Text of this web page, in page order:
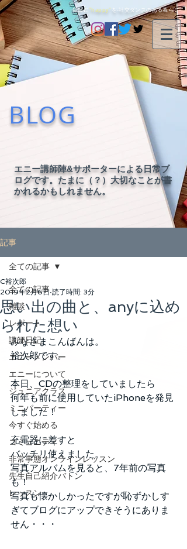
毎日に"happy" を-社交ダンスのある暮らし-
BLOG
エニー講師陣&サポーターによる日常ブ
ログです。たまに（？）大切なことが書
かれるかもしれません。
記事
全ての記事
雑談
レポート
講師日記
エニーメンバー
エニーについて
ジュニアクラス
ミニパーティー
今すぐ始める
コミュニティ
非常事態オンラインレッスン
先生自己紹介バトン
レッスン
全ての記事
思い出の曲と、anyに込め
られた想い
C裕次郎
2019年2月6日 読了時間: 3分
みなさまこんばんは。
裕次郎です。
本日、CDの整理をしていましたら
何年も前に使用していたiPhoneを発見
しました！
充電器に差すと
バッチリ使えました。
写真アルバムを見ると、7年前の写真
も！
写真も懐かしかったですが恥ずかしす
ぎてブログにアップできそうにありま
せん・・・